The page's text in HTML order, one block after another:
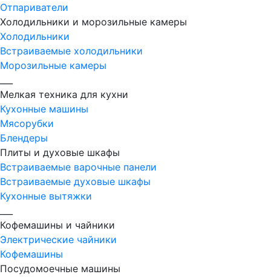
Отпариватели
Холодильники и морозильные камеры
Холодильники
Встраиваемые холодильники
Морозильные камеры
Мелкая техника для кухни
Кухонные машины
Мясорубки
Блендеры
Плиты и духовые шкафы
Встраиваемые варочные панели
Встраиваемые духовые шкафы
Кухонные вытяжки
Кофемашины и чайники
Электрические чайники
Кофемашины
Посудомоечные машины